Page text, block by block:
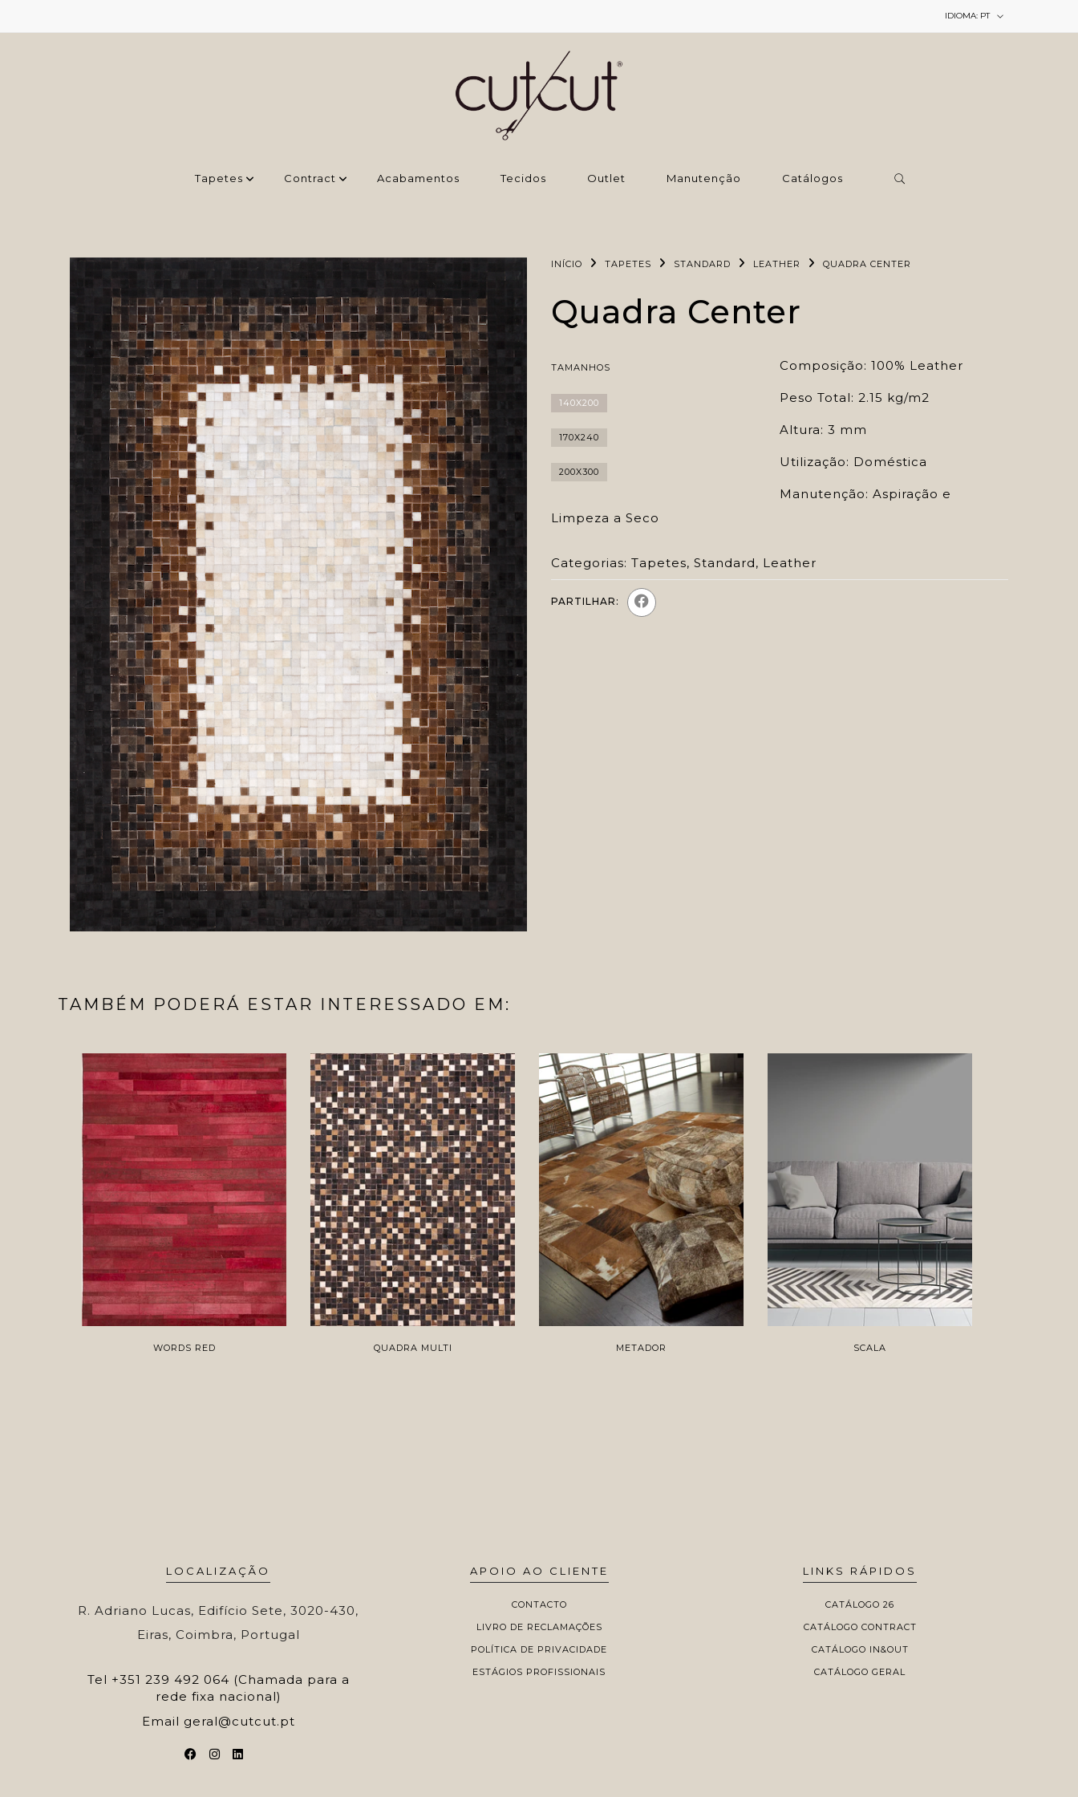
IDIOMA: PT
Tapetes Contract ‌Acabamentos Tecidos Outlet Manutenção Catálogos
INÍCIO TAPETES STANDARD LEATHER QUADRA CENTER
Quadra Center
TAMANHOS
140X200
170X240
200X300
Composição: 100% Leather
Peso Total: 2.15 kg/m2
Altura: 3 mm
Utilização: Doméstica
Manutenção: Aspiração e
Limpeza a Seco
Categorias: Tapetes, Standard, Leather
PARTILHAR:
TAMBÉM PODERÁ ESTAR INTERESSADO EM:
WORDS RED QUADRA MULTI METADOR SCALA
LOCALIZAÇÃO
R. Adriano Lucas, Edifício Sete, 3020-430,
Eiras, Coimbra, Portugal
Tel +351 239 492 064 (Chamada para a
rede fixa nacional)
Email geral@cutcut.pt
APOIO AO CLIENTE
CONTACTO
LIVRO DE RECLAMAÇÕES
POLÍTICA DE PRIVACIDADE
ESTÁGIOS PROFISSIONAIS
LINKS RÁPIDOS
CATÁLOGO 26
CATÁLOGO CONTRACT
CATÁLOGO IN&OUT
CATÁLOGO GERAL